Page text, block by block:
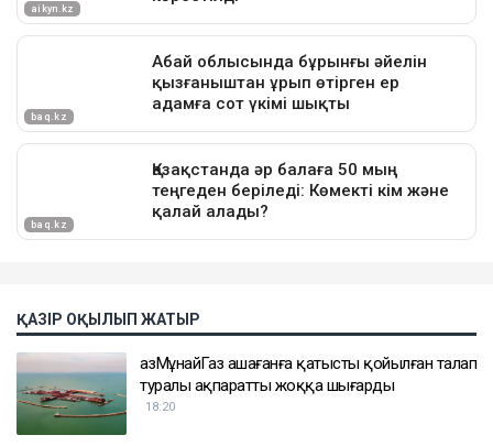
ҚАЗІР ОҚЫЛЫП ЖАТЫР
ҚазМұнайГаз Қашағанға қатысты қойылған талап
туралы ақпаратты жоққа шығарды
18:20